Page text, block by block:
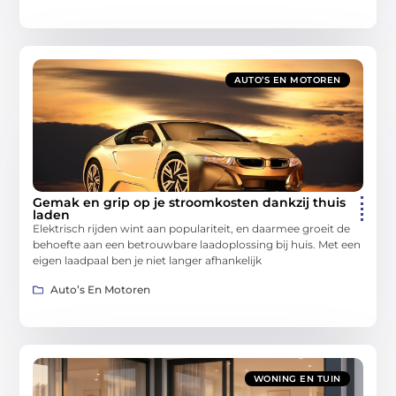
AUTO’S EN MOTOREN
Gemak en grip op je stroomkosten dankzij thuis
laden
Elektrisch rijden wint aan populariteit, en daarmee groeit de
behoefte aan een betrouwbare laadoplossing bij huis. Met een
eigen laadpaal ben je niet langer afhankelijk
Auto’s En Motoren
WONING EN TUIN